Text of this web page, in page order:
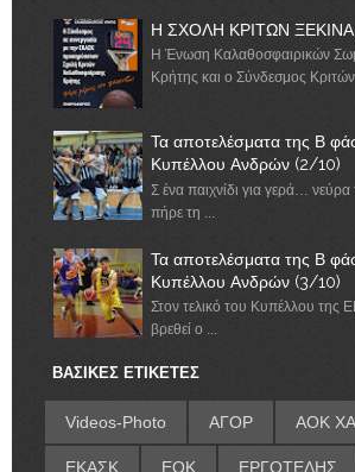
Η ΣΧΟΛΗ ΚΡΙΤΩΝ
Η Ένωση Καλαθοσφαιρικών
Κρήτης και ο Σύνδεσμος
Τα αποτελέσματα της Β
Κυπέλλου Ανδρών (2/10)
Σ ένα παιχνίδι για γερά…
πήρε τη ...
Τα αποτελέσματα της Β
Κυπέλλου Ανδρών (3/10)
Στον τελικό του Κυπέλλου της
βρεθεί ο ...
ΒΑΣΙΚΕΣ ΕΤΙΚΕΤΕΣ
Videos-Photo ΑΓΟΡ ΑΟΚ
ΕΚΑΣΚ ΕΟΚ ΕΡΓΟΤΕΛΗΣ